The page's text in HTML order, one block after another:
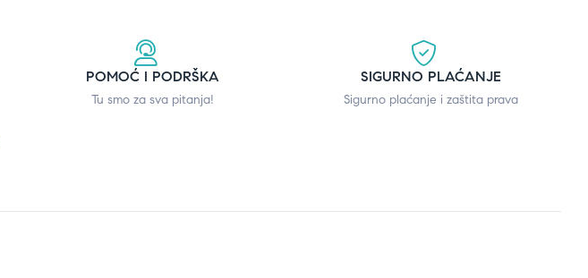
POMOĆ I PODRŠKA
Tu smo za sva pitanja!
SIGURNO PLAĆANJE
Sigurno plaćanje i zaštita prava